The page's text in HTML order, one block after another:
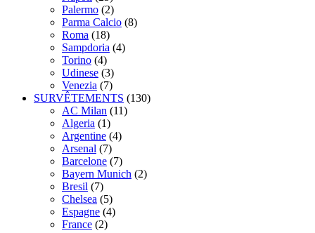
Palermo (2)
Parma Calcio (8)
Roma (18)
Sampdoria (4)
Torino (4)
Udinese (3)
Venezia (7)
SURVÊTEMENTS (130)
AC Milan (11)
Algeria (1)
Argentine (4)
Arsenal (7)
Barcelone (7)
Bayern Munich (2)
Bresil (7)
Chelsea (5)
Espagne (4)
France (2)